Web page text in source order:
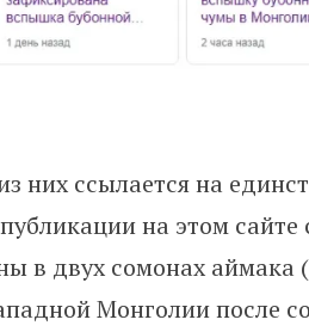
них ссылается на
на этом
в двух сомонах аймака
Монголии после